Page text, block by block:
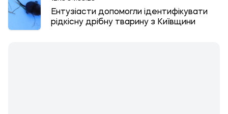
Ентузіасти допомогли ідентифікувати
рідкісну дрібну тварину з Київщини